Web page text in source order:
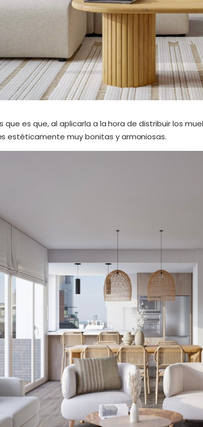
que es que, al aplicarla a la hora de distribuir los
estéticamente muy bonitas y armoniosas.